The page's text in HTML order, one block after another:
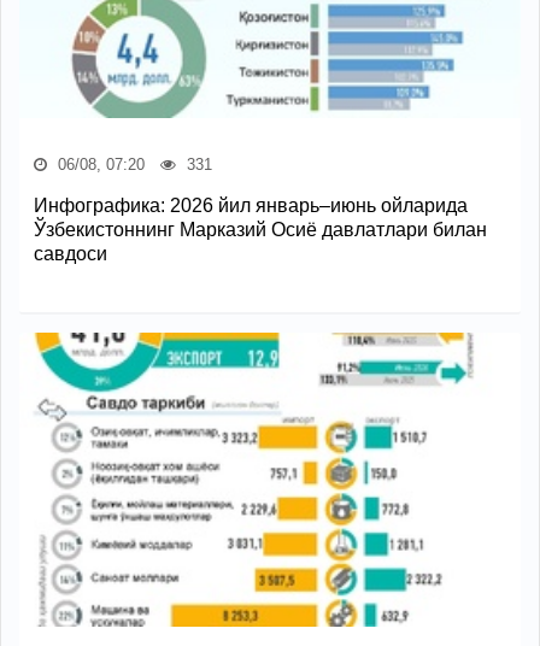
06/08, 07:20 331
Инфографика: 2026 йил январь–июнь ойларида
Ўзбекистоннинг Марказий Осиё давлатлари билан
савдоси